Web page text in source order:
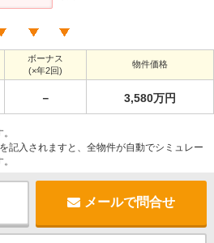
ボーナス
(×年2回)
物件価格
－ 3,580万円
記入されますと、全物件が自動でシミュレー
メールで問合せ